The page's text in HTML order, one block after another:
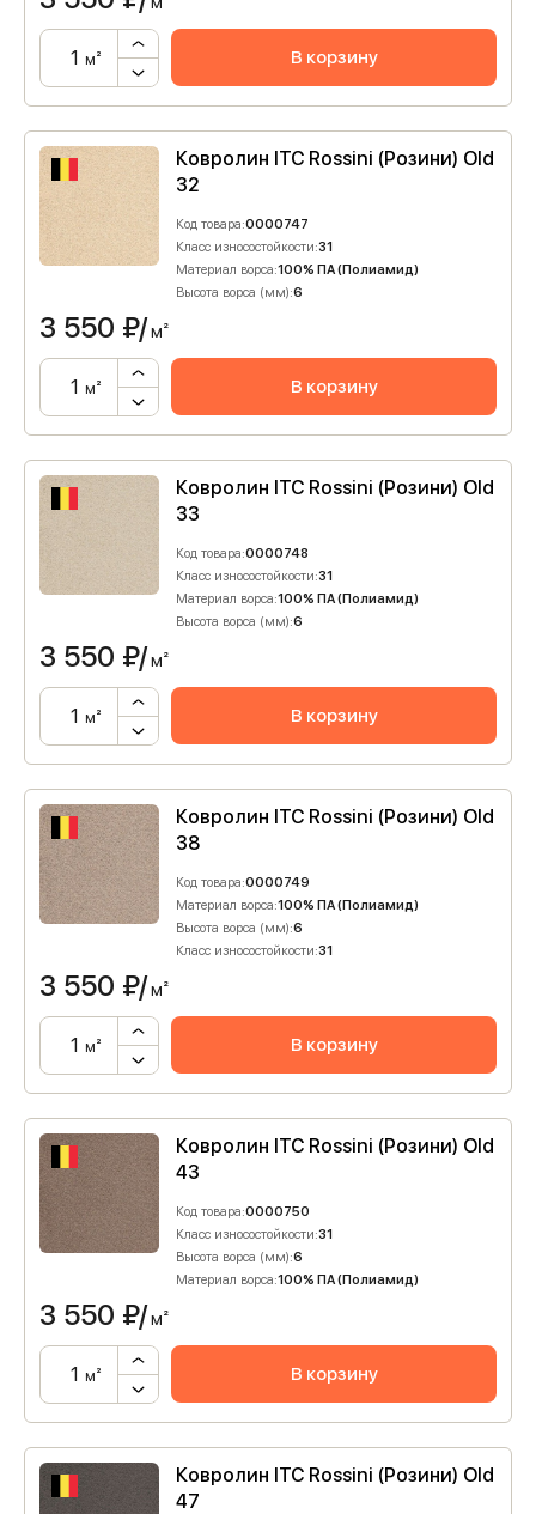
м² В корзину
Ковролин ITC Rossini (Розини) Old
32
Код товара:0000747
Класс износостойкости:31
Материал ворса:100% ПА (Полиамид)
Высота ворса (мм):6
3 550 ₽/м²
м² В корзину
Ковролин ITC Rossini (Розини) Old
33
Код товара:0000748
Класс износостойкости:31
Материал ворса:100% ПА (Полиамид)
Высота ворса (мм):6
3 550 ₽/м²
м² В корзину
Ковролин ITC Rossini (Розини) Old
38
Код товара:0000749
Материал ворса:100% ПА (Полиамид)
Высота ворса (мм):6
Класс износостойкости:31
3 550 ₽/м²
м² В корзину
Ковролин ITC Rossini (Розини) Old
43
Код товара:0000750
Класс износостойкости:31
Высота ворса (мм):6
Материал ворса:100% ПА (Полиамид)
3 550 ₽/м²
м² В корзину
Ковролин ITC Rossini (Розини) Old
47